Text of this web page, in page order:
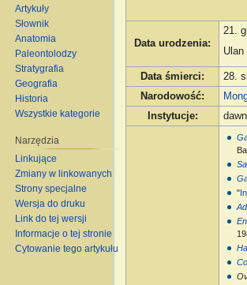
Data urodzenia:
21.
Ulan
Data śmierci: 28.
Narodowość:
Instytucje:
"
Artykuły
Słownik
Anatomia
Paleontolodzy
Stratygrafia
Geografia
Historia
Wszystkie kategorie
Narzędzia
Linkujące
Zmiany w linkowanych
Strony specjalne
Wersja do druku
Link do tej wersji
Informacje o tej stronie
Cytowanie tego artykułu